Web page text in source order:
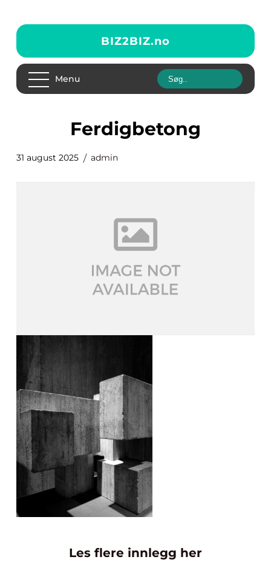
BIZ2BIZ.no
Menu
ferdigbetong
31 august 2025 admin
Les flere innlegg her